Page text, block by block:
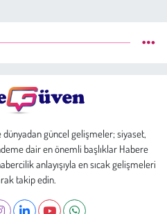
güncel gelişmeler; siyaset,
dair en önemli başlıklar Habere
anlayışıyla en sıcak gelişmeleri
takip edin.